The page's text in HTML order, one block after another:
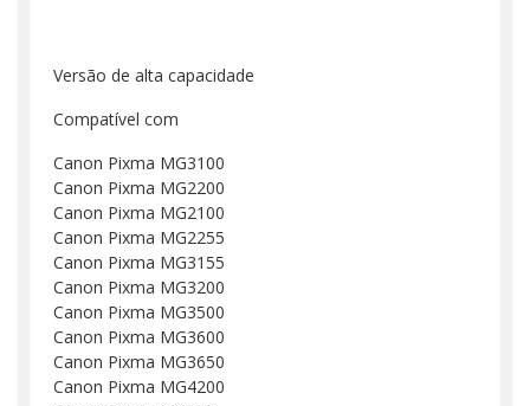
Versão de alta capacidade
Compatível com
Canon Pixma MG3100
Canon Pixma MG2200
Canon Pixma MG2100
Canon Pixma MG2255
Canon Pixma MG3155
Canon Pixma MG3200
Canon Pixma MG3500
Canon Pixma MG3600
Canon Pixma MG3650
Canon Pixma MG4200